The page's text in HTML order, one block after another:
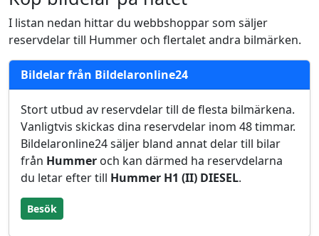
I listan nedan hittar du webbshoppar som säljer
reservdelar till Hummer och flertalet andra bilmärken.
Bildelar från Bildelaronline24
Stort utbud av reservdelar till de flesta bilmärkena.
Vanligtvis skickas dina reservdelar inom 48 timmar.
Bildelaronline24 säljer bland annat delar till bilar
från Hummer och kan därmed ha reservdelarna
du letar efter till Hummer H1 (II) DIESEL.
Besök